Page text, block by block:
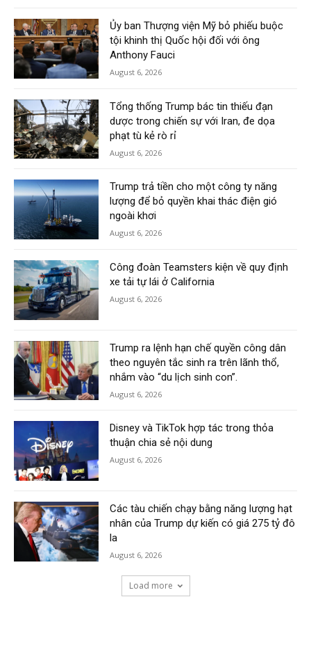
Ủy ban Thượng viện Mỹ bỏ phiếu buộc
tội khinh thị Quốc hội đối với ông
Anthony Fauci
August 6, 2026
Tổng thống Trump bác tin thiếu đạn
dược trong chiến sự với Iran, đe dọa
phạt tù kẻ rò rỉ
August 6, 2026
Trump trả tiền cho một công ty năng
lượng để bỏ quyền khai thác điện gió
ngoài khơi
August 6, 2026
Công đoàn Teamsters kiện về quy định
xe tải tự lái ở California
August 6, 2026
Trump ra lệnh hạn chế quyền công dân
theo nguyên tắc sinh ra trên lãnh thổ,
nhắm vào “du lịch sinh con”.
August 6, 2026
Disney và TikTok hợp tác trong thỏa
thuận chia sẻ nội dung
August 6, 2026
Các tàu chiến chạy bằng năng lượng hạt
nhân của Trump dự kiến có giá 275 tỷ đô
la
August 6, 2026
Load more